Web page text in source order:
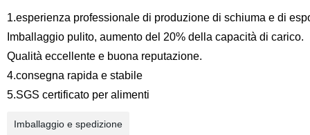
1.esperienza professionale di produzione di schiuma e di
Imballaggio pulito, aumento del 20% della capacità di carico.
Qualità eccellente e buona reputazione.
4.consegna rapida e stabile
5.SGS certificato per alimenti
Imballaggio e spedizione